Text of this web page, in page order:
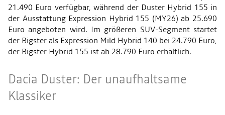
21.490 Euro verfügbar, während der Duster Hybrid 155 in
der Ausstattung Expression Hybrid 155 (MY26) ab 25.690
Euro angeboten wird. Im größeren SUV-Segment startet
der Bigster als Expression Mild Hybrid 140 bei 24.790 Euro,
der Bigster Hybrid 155 ist ab 28.790 Euro erhältlich.
Dacia Duster: Der unaufhaltsame
Klassiker